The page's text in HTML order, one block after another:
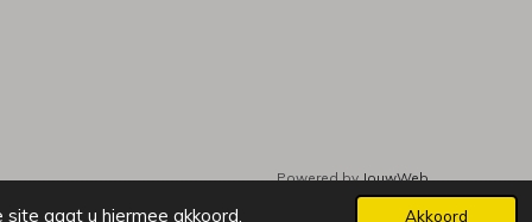
gaat u hiermee akkoord. Akkoord
Powered byJouwWeb